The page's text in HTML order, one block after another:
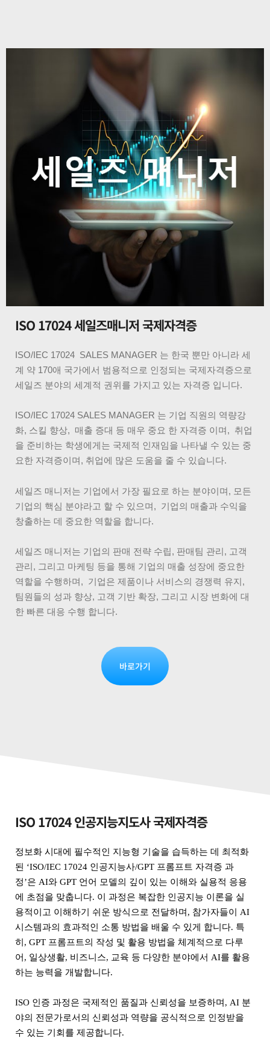
ISO 17024 세일즈매니저 국제자격증
ISO/IEC 17024 SALES MANAGER 는 한국 뿐만 아니라 세
계 약 170애 국가에서 범용적으로 인정되는 국제자격증으로
세일즈 분야의 세계적 권위를 가지고 있는 자격증 입니다.
ISO/IEC 17024 SALES MANAGER 는 기업 직원의 역량강
화, 스킬 향상, 매출 증대 등 매우 중요 한 자격증 이며, 취업
을 준비하는 학생에게는 국제적 인재임을 나타낼 수 있는 중
요한 자격증이며, 취업에 많은 도움을 줄 수 있습니다.
세일즈 매니저는 기업에서 가장 필요로 하는 분야이며, 모든
기업의 핵심 분야라고 할 수 있으며, 기업의 매출과 수익을
창출하는 데 중요한 역할을 합니다.
세일즈 매니저는 기업의 판매 전략 수립, 판매팀 관리, 고객
관리, 그리고 마케팅 등을 통해 기업의 매출 성장에 중요한
역할을 수행하며, 기업은 제품이나 서비스의 경쟁력 유지,
팀원들의 성과 향상, 고객 기반 확장, 그리고 시장 변화에 대
한 빠른 대응 수행 합니다.
바로가기
ISO 17024 인공지능지도사 국제자격증
정보화 시대에 필수적인 지능형 기술을 습득하는 데 최적화
된 ‘ISO/IEC 17024 인공지능사/GPT 프롬프트 자격증 과
정’은 AI와 GPT 언어 모델의 깊이 있는 이해와 실용적 응용
에 초점을 맞춥니다. 이 과정은 복잡한 인공지능 이론을 실
용적이고 이해하기 쉬운 방식으로 전달하며, 참가자들이 AI
시스템과의 효과적인 소통 방법을 배울 수 있게 합니다. 특
히, GPT 프롬프트의 작성 및 활용 방법을 체계적으로 다루
어, 일상생활, 비즈니스, 교육 등 다양한 분야에서 AI를 활용
하는 능력을 개발합니다.
ISO 인증 과정은 국제적인 품질과 신뢰성을 보증하며, AI 분
야의 전문가로서의 신뢰성과 역량을 공식적으로 인정받을
수 있는 기회를 제공합니다.